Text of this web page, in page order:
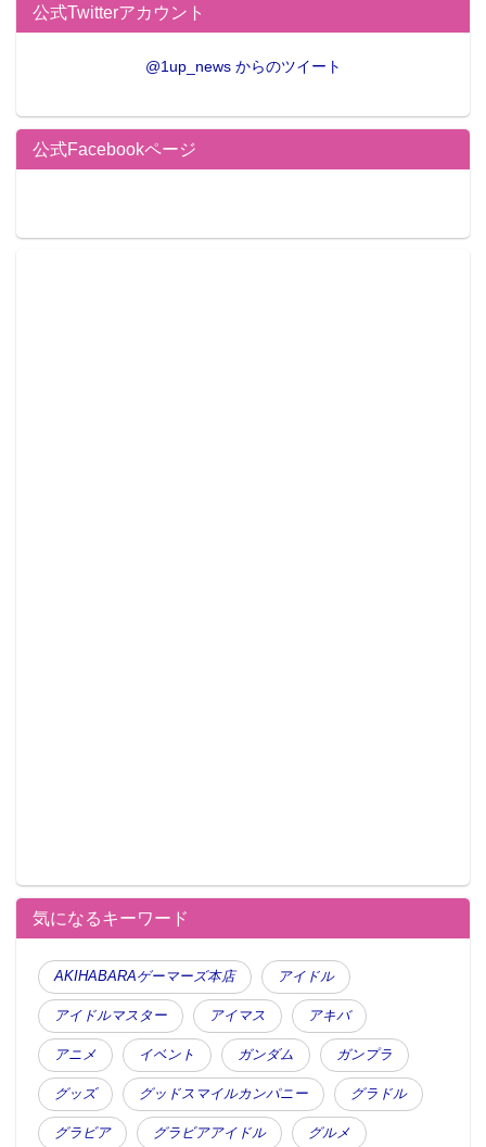
公式Twitterアカウント
@1up_news からのツイート
公式Facebookページ
気になるキーワード
AKIHABARAゲーマーズ本店 アイドル
アイドルマスター アイマス アキバ
アニメ イベント ガンダム ガンプラ
グッズ グッドスマイルカンパニー グラドル
グラビア グラビアアイドル グルメ